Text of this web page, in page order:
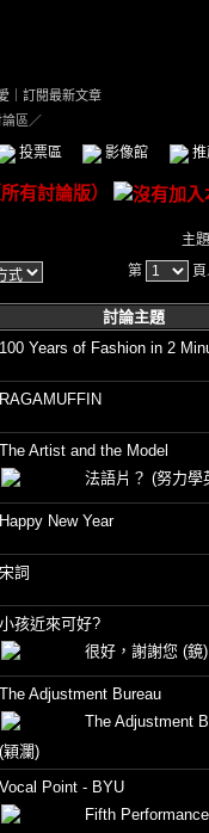
訂閱最新文章
論區／
投票區 影像館
所有討論版）
主題
第
討論主題
100 Years of Fashion in 2
RAGAMUFFIN
The Artist and the Model
法語片？ (努力學
Happy New Year
宋詞
小孩近來可好?
很好，謝謝您 (鏡)
The Adjustment Bureau
The Adjustment
(穎瀾)
Vocal Point - BYU
Fifth